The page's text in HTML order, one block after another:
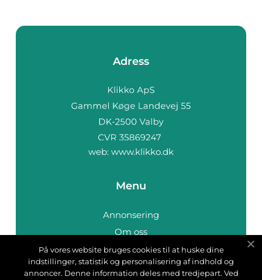
Adress
web: www.klikko.dk
Menu
Annonsering
Om oss
Cookies
Kontakta oss
På vores website bruges cookies til at huske dine
indstillinger, statistik og personalisering af indhold og
annoncer. Denne information deles med tredjepart. Ved